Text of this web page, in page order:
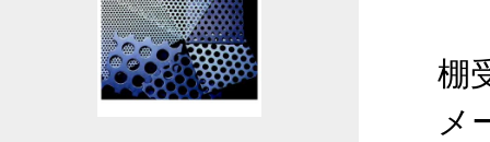
棚
メ